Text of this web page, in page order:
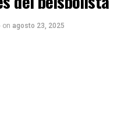
on agosto 23, 2025